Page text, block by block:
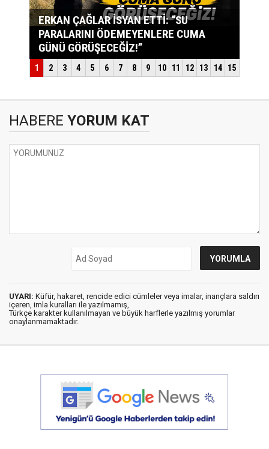
HABERE YORUM KAT
UYARI: Küfür, hakaret, rencide edici cümleler veya imalar, inançlara saldırı
içeren, imla kuralları ile yazılmamış,
Türkçe karakter kullanılmayan ve büyük harflerle yazılmış yorumlar
onaylanmamaktadır.